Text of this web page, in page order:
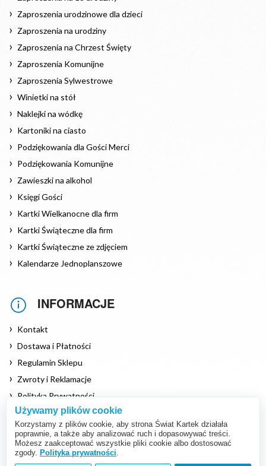
Zaproszenia urodzinowe dla dzieci
Zaproszenia na urodziny
Zaproszenia na Chrzest Święty
Zaproszenia Komunijne
Zaproszenia Sylwestrowe
Winietki na stół
Naklejki na wódkę
Kartoniki na ciasto
Podziękowania dla Gości Merci
Podziękowania Komunijne
Zawieszki na alkohol
Księgi Gości
Kartki Wielkanocne dla firm
Kartki Świąteczne dla firm
Kartki Świąteczne ze zdjęciem
Kalendarze Jednoplanszowe
INFORMACJE
Kontakt
Dostawa i Płatności
Regulamin Sklepu
Zwroty i Reklamacje
Polityka Prywatności
Polityka Cookies
Używamy plików cookie
Korzystamy z plików cookie, aby strona Świat Kartek działała
poprawnie, a także aby analizować ruch i dopasowywać treści.
Możesz zaakceptować wszystkie pliki cookie albo dostosować
zgody. Polityka prywatności.